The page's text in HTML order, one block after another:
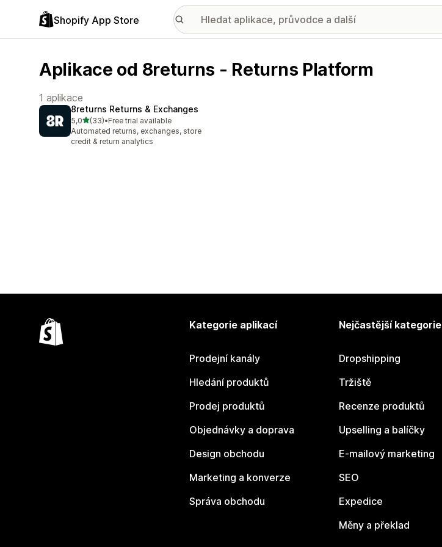
Shopify App Store
Aplikace od 8returns - Returns Platform
1 aplikace
8returns Returns & Exchanges
5,0z 5 hvězd
(33)
Celkový počet recenzí: 33
•Free trial available
Automated returns, exchanges, store
credit & return analytics
Kategorie aplikací
Prodejní kanály
Hledání produktů
Prodej produktů
Objednávky a doprava
Design obchodu
Marketing a konverze
Správa obchodu
Nejčastější kategorie
Dropshipping
Tržiště
Recenze produktů
Upselling a balíčky
E-mailový marketing
SEO
Expedice
Měny a překlad